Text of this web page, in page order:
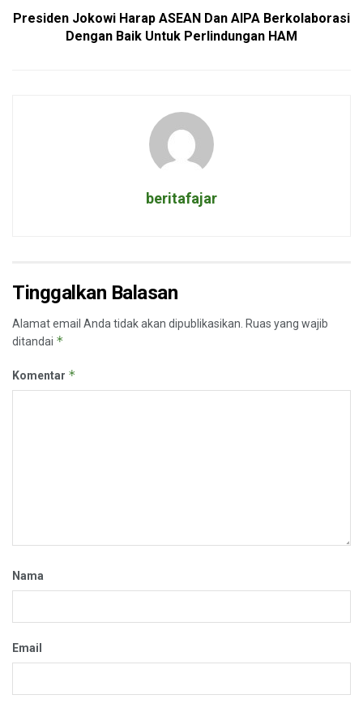
Presiden Jokowi Harap ASEAN Dan AIPA Berkolaborasi
Dengan Baik Untuk Perlindungan HAM
beritafajar
Tinggalkan Balasan
Alamat email Anda tidak akan dipublikasikan. Ruas yang wajib
ditandai *
Komentar *
Nama
Email